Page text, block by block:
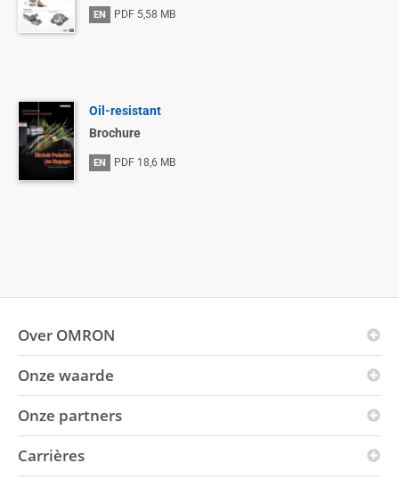
EN PDF 5,58 MB
Oil-resistant
Brochure
EN PDF 18,6 MB
Over OMRON
OMRON-principes
Wereldwijde aanwezigheid
Milieu
Onze waarde
Visie
i-Automation!
Kracht
Onze partners
Innovation Partners
Carrières